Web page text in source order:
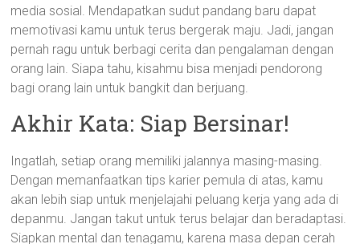
media sosial. Mendapatkan sudut pandang baru dapat
memotivasi kamu untuk terus bergerak maju. Jadi, jangan
pernah ragu untuk berbagi cerita dan pengalaman dengan
orang lain. Siapa tahu, kisahmu bisa menjadi pendorong
bagi orang lain untuk bangkit dan berjuang.
Akhir Kata: Siap Bersinar!
Ingatlah, setiap orang memiliki jalannya masing-masing.
Dengan memanfaatkan tips karier pemula di atas, kamu
akan lebih siap untuk menjelajahi peluang kerja yang ada di
depanmu. Jangan takut untuk terus belajar dan beradaptasi.
Siapkan mental dan tenagamu, karena masa depan cerah